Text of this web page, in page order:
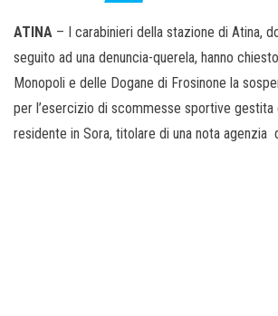
ATINA – I carabinieri della stazione di Atina,
seguito ad una denuncia-querela, hanno
Monopoli e delle Dogane di Frosinone la
per l’esercizio di scommesse sportive gestita
residente in Sora, titolare di una nota agenzia